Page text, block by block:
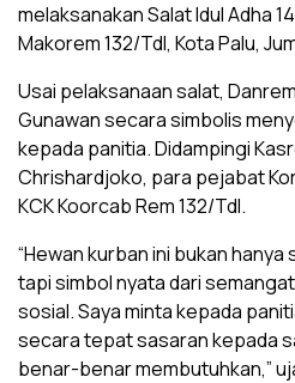
melaksanakan Salat Idul Adha
Makorem 132/Tdl, Kota Palu,
Usai pelaksanaan salat,
Gunawan secara simbolis
kepada panitia. Didampingi
Chrishardjoko, para pejabat
KCK Koorcab Rem 132/Tdl.
“Hewan kurban ini bukan
tapi simbol nyata dari
sosial. Saya minta kepada
secara tepat sasaran kepada
benar-benar membutuhkan,”